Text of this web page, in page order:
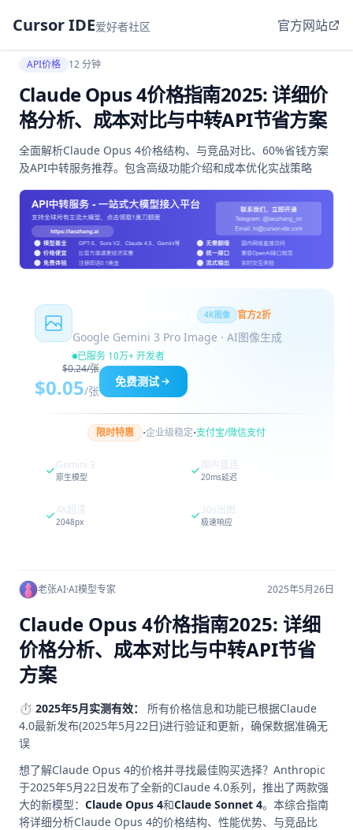
Cursor IDE爱好者社区 官方网站
API价格 12 分钟
Claude Opus 4价格指南2025: 详细价
格分析、成本对比与中转API节省方案
全面解析Claude Opus 4价格结构、与竞品对比、60%省钱方案
及API中转服务推荐。包含高级功能介绍和成本优化实战策略
4K图像 官方2折
Google Gemini 3 Pro Image · AI图像生成
已服务 10万+ 开发者
$0.24/张
$0.05/张
免费测试
限时特惠 ·企业级稳定·支付宝/微信支付
Gemini 3
原生模型
国内直连
20ms延迟
4K超清
2048px
30s出图
极速响应
老张AI·AI模型专家 2025年5月26日
Claude Opus 4价格指南2025: 详细
价格分析、成本对比与中转API节省
方案
⏱️ 2025年5月实测有效：
所有价格信息和功能已根据Claude
4.0最新发布(2025年5月22日)进行验证和更新，确保数据准确无
误
想了解Claude Opus 4的价格并寻找最佳购买选择？Anthropic
于2025年5月22日发布了全新的Claude 4.0系列，推出了两款强
大的新模型： Claude Opus 4和Claude Sonnet 4。本综合指南
将详细分析Claude Opus 4的价格结构、性能优势、与竞品比